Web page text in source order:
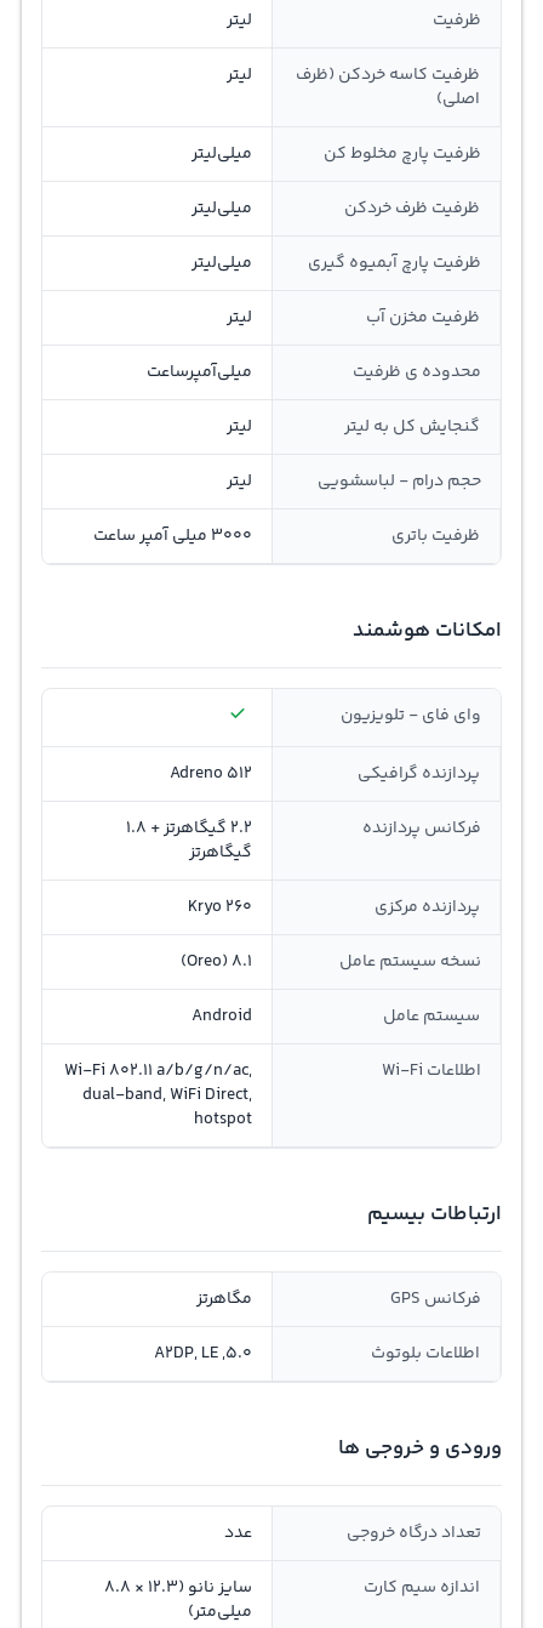
ظرفیت لیتر
ظرفیت کاسه خردکن (ظرف
اصلی)
لیتر
ظرفیت پارچ مخلوط کن میلی‌لیتر
ظرفیت ظرف خردکن میلی‌لیتر
ظرفیت پارچ آبمیوه گیری میلی‌لیتر
ظرفیت مخزن آب لیتر
محدوده ی ظرفیت ميلي‌آمپر‌ساعت
گنجايش کل به ليتر لیتر
حجم درام - لباسشویی لیتر
ظرفیت باتری 3000 میلی آمپر ساعت
امکانات هوشمند
وای فای - تلویزیون
پردازنده گرافیکی Adreno 512
فرکانس پردازنده
2.2 گیگاهرتز + 1.8
گیگاهرتز
پردازنده مرکزی Kryo 260
نسخه سیستم عامل 8.1 (Oreo)
سیستم عامل Android
اطلاعات Wi-Fi
Wi-Fi 802.11 a/b/g/n/ac,
dual-band, WiFi Direct,
hotspot
ارتباطات بیسیم
فرکانس GPS مگاهرتز
اطلاعات بلوتوث 5.0, A2DP, LE
ورودی و خروجی ها
تعداد درگاه خروجی عدد
اندازه سیم کارت
سایز نانو (12.3 × 8.8
میلی‌متر)